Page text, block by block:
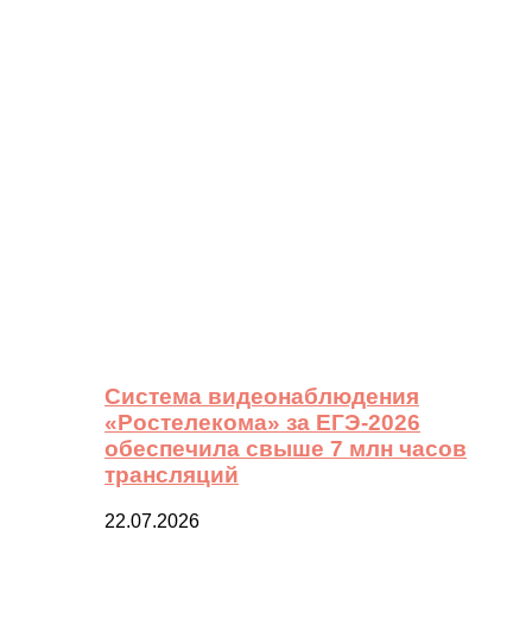
Система видеонаблюдения
«Ростелекома» за ЕГЭ-2026
обеспечила свыше 7 млн часов
трансляций
22.07.2026